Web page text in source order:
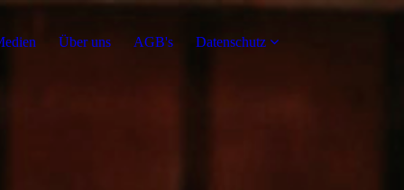
Über uns AGB's Datenschutz